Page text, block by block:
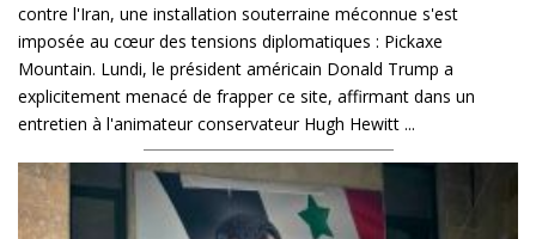
contre l'Iran, une installation souterraine méconnue s'est
imposée au cœur des tensions diplomatiques : Pickaxe
Mountain. Lundi, le président américain Donald Trump a
explicitement menacé de frapper ce site, affirmant dans un
entretien à l'animateur conservateur Hugh Hewitt ...